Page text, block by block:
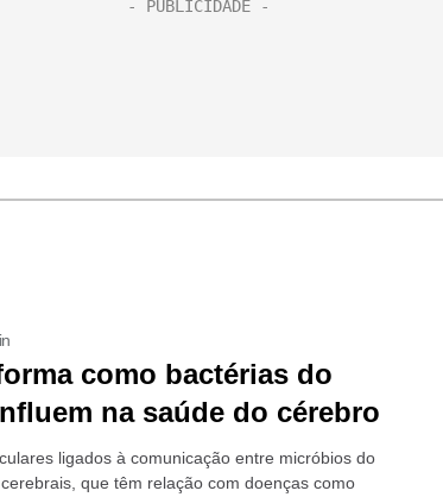
como bactérias do
na saúde do cérebro
ligados à comunicação entre micróbios do
que têm relação com doenças como